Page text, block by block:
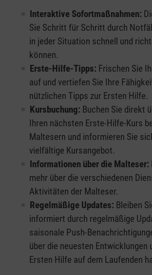
Interaktive Sofortmaßnahmen:
Sie Schritt für Schritt durch
in jeder Situation schnell und
können.
Erste-Hilfe-Tipps: Frischen Sie
auf und vertiefen Sie Ihre
nützlichen Tipps zur Ersten Hilfe.
Kursbuchung: Buchen Sie direkt
Ihren nächsten Erste-Hilfe-Kurs
Maltesern und informieren Sie
vielfältige Kursangebot.
Informationen über die Malteser:
mehr über die verschiedenen
Aktivitäten der Malteser.
Regelmäßige Updates: Bleiben
informiert durch regelmäßige
saisonale Push-
über die neuesten Entwicklungen
Ersten Hilfe auf dem Laufenden